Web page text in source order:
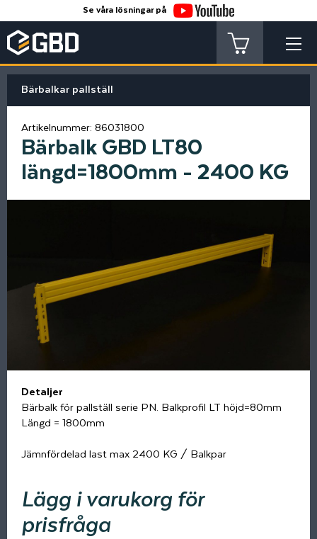
Se våra lösningar på
Bärbalkar pallställ
Artikelnummer: 86031800
Bärbalk GBD LT80
längd=1800mm - 2400 KG
Detaljer
Bärbalk för pallställ serie PN. Balkprofil LT höjd=80mm
Längd = 1800mm
Jämnfördelad last max 2400 KG / Balkpar
Lägg i varukorg för
prisfråga